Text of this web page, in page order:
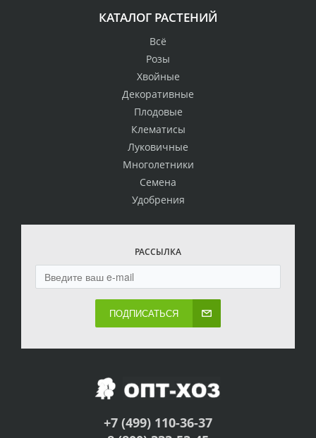
КАТАЛОГ РАСТЕНИЙ
Всё
Розы
Хвойные
Декоративные
Плодовые
Клематисы
Луковичные
Многолетники
Семена
Удобрения
РАССЫЛКА
ПОДПИСАТЬСЯ
+7 (499) 110-36-37